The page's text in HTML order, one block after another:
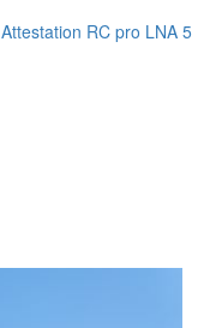
Attestation RC pro LNA 5